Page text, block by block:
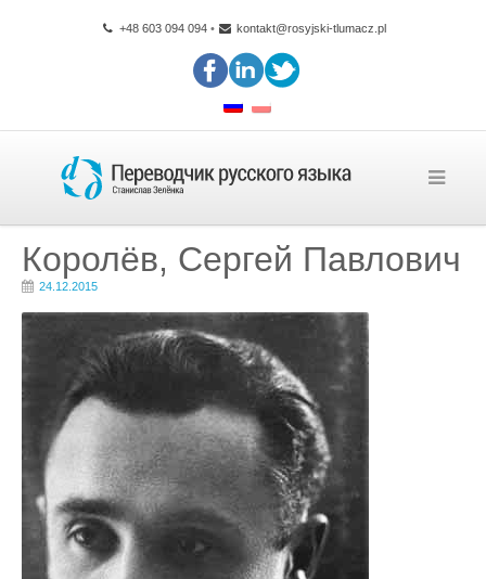
+48 603 094 094• kontakt@rosyjski-tlumacz.pl
Королёв, Сергей Павлович
24.12.2015